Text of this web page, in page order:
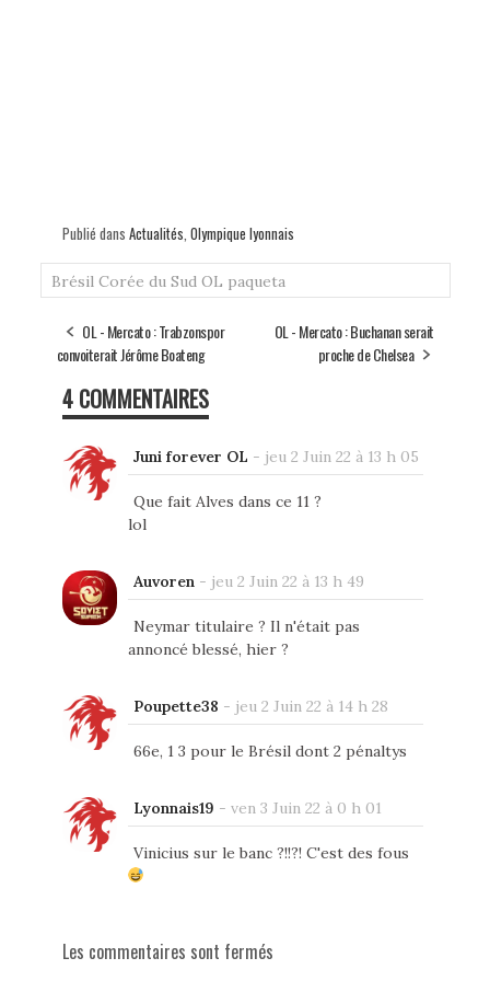
Publié dans Actualités, Olympique lyonnais
Brésil Corée du Sud OL paqueta
OL - Mercato : Trabzonspor
convoiterait Jérôme Boateng
OL - Mercato : Buchanan serait
proche de Chelsea
4 COMMENTAIRES
Juni forever OL - jeu 2 Juin 22 à 13 h 05
Que fait Alves dans ce 11 ?
lol
Auvoren- jeu 2 Juin 22 à 13 h 49
Neymar titulaire ? Il n'était pas
annoncé blessé, hier ?
Poupette38 - jeu 2 Juin 22 à 14 h 28
66e, 1 3 pour le Brésil dont 2 pénaltys
Lyonnais19 - ven 3 Juin 22 à 0 h 01
Vinicius sur le banc ?!!?! C'est des fous
Les commentaires sont fermés